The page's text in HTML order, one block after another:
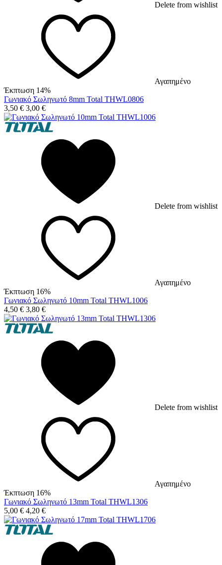
Delete from wishlist
Αγαπημένο
Έκπτωση 14%
Γωνιακό Σωληνωτό 8mm Total THWL0806
3,50 € 3,00 €
Delete from wishlist
Αγαπημένο
Έκπτωση 16%
Γωνιακό Σωληνωτό 10mm Total THWL1006
4,50 € 3,80 €
Delete from wishlist
Αγαπημένο
Έκπτωση 16%
Γωνιακό Σωληνωτό 13mm Total THWL1306
5,00 € 4,20 €